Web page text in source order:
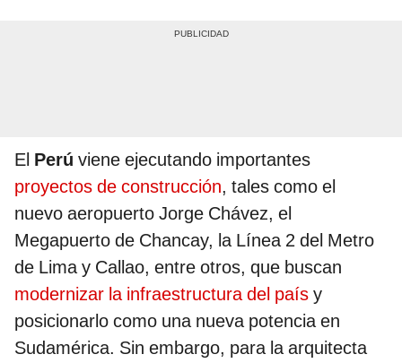
El Perú viene ejecutando importantes
proyectos de construcción, tales como el
nuevo aeropuerto Jorge Chávez, el
Megapuerto de Chancay, la Línea 2 del Metro
de Lima y Callao, entre otros, que buscan
modernizar la infraestructura del país y
posicionarlo como una nueva potencia en
Sudamérica. Sin embargo, para la arquitecta